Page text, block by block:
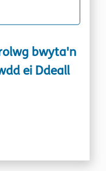
bwyta'n
ei Ddeall